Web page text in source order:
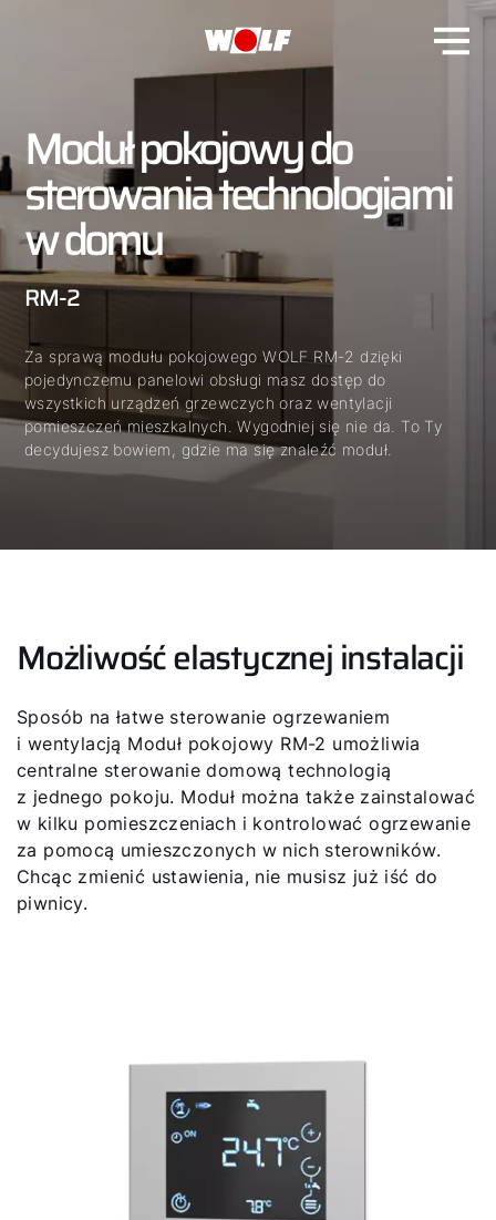
Moduł pokojowy do
sterowania technologiami
w domu
RM-2
Za sprawą modułu pokojowego WOLF RM-2 dzięki
pojedynczemu panelowi obsługi masz dostęp do
wszystkich urządzeń grzewczych oraz wentylacji
pomieszczeń mieszkalnych. Wygodniej się nie da. To Ty
decydujesz bowiem, gdzie ma się znaleźć moduł.
Możliwość elastycznej instalacji
Sposób na łatwe sterowanie ogrzewaniem
i wentylacją Moduł pokojowy RM-2 umożliwia
centralne sterowanie domową technologią
z jednego pokoju. Moduł można także zainstalować
w kilku pomieszczeniach i kontrolować ogrzewanie
za pomocą umieszczonych w nich sterowników.
Chcąc zmienić ustawienia, nie musisz już iść do
piwnicy.